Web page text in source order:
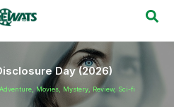
Day (2026)
Adventure Movies Mystery Review, Sci-fi